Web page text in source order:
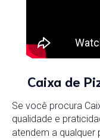
Caixa de
Se você procura
qualidade e
atendem a qualquer